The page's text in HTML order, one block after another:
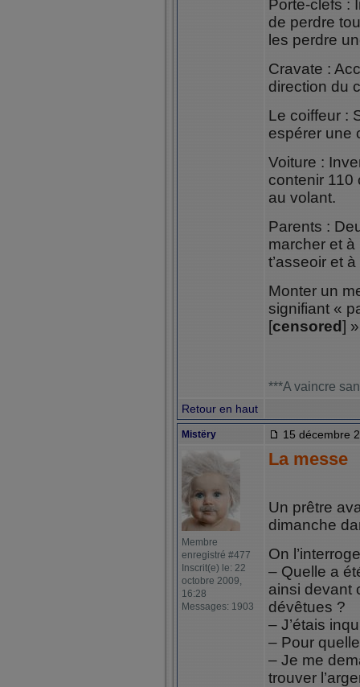
Porte-clefs :
de perdre
les perdre
Cravate :
direction du
Le coiffeur :
espérer une
Voiture :
contenir 110
au volant.
Parents :
marcher et
t’asseoir et
Monter un
signifiant «
[censored]
***A vaincre
Retour en haut
Mistëry 15 décembre
Membre
enregistré #477
Inscrit(e) le: 22
octobre 2009,
16:28
Messages: 1903
La messe
Un prêtre
dimanche
On
– Quelle a
ainsi devant
dévêtues ?
– J’étais
– Pour
– Je me
trouver